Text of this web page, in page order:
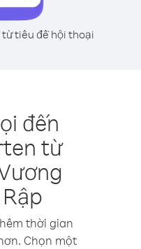
từ tiêu đề hội thoại
đến
từ
thời gian
Chọn một